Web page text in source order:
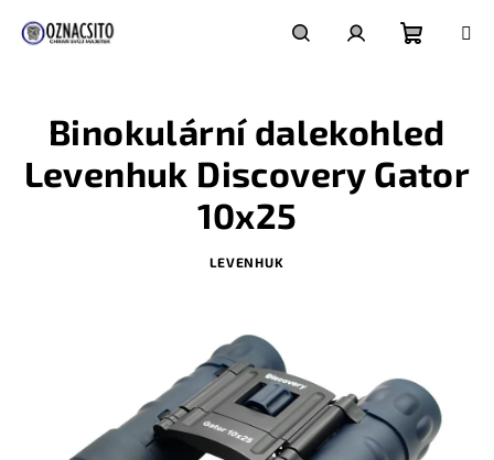
košík
Binokulární dalekohled
Levenhuk Discovery Gator
10x25
LEVENHUK